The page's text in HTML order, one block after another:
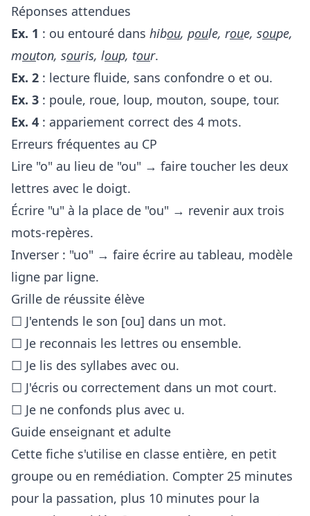
Réponses attendues
Ex. 1 : ou entouré dans hibou, poule, roue, soupe,
mouton, souris, loup, tour.
Ex. 2 : lecture fluide, sans confondre o et ou.
Ex. 3 : poule, roue, loup, mouton, soupe, tour.
Ex. 4 : appariement correct des 4 mots.
Erreurs fréquentes au CP
Lire "o" au lieu de "ou" → faire toucher les deux
lettres avec le doigt.
Écrire "u" à la place de "ou" → revenir aux trois
mots-repères.
Inverser : "uo" → faire écrire au tableau, modèle
ligne par ligne.
Grille de réussite élève
☐ J'entends le son [ou] dans un mot.
☐ Je reconnais les lettres ou ensemble.
☐ Je lis des syllabes avec ou.
☐ J'écris ou correctement dans un mot court.
☐ Je ne confonds plus avec u.
Guide enseignant et adulte
Cette fiche s'utilise en classe entière, en petit
groupe ou en remédiation. Compter 25 minutes
pour la passation, plus 10 minutes pour la